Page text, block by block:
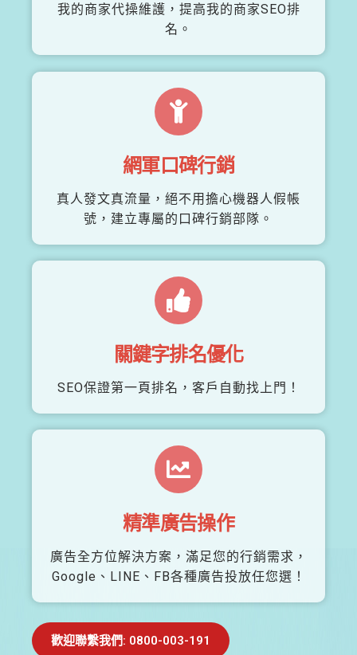
我的商家代操維護，提高我的商家SEO排
名。
網軍口碑行銷
真人發文真流量，絕不用擔心機器人假帳
號，建立專屬的口碑行銷部隊。
關鍵字排名優化
SEO保證第一頁排名，客戶自動找上門！
精準廣告操作
廣告全方位解決方案，滿足您的行銷需求，
Google、LINE、FB各種廣告投放任您選！
歡迎聯繫我們: 0800-003-191